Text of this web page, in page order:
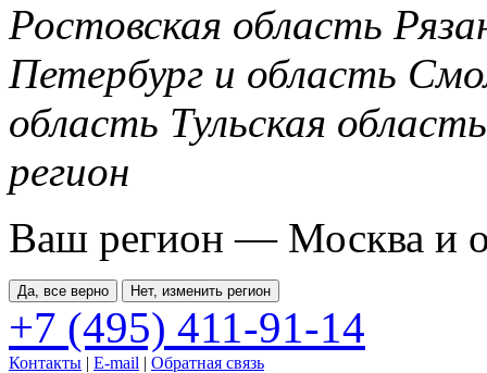
Ростовская область
Петербург и область
область Тульская область
регион
Ваш регион — Москва и
Да, все верно Нет, изменить регион
+7 (495) 411-91-14
Контакты | E-mail | Обратная связь